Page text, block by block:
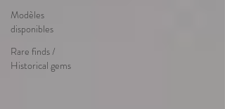
Modèles
disponibles
Rare finds /
Historical gems